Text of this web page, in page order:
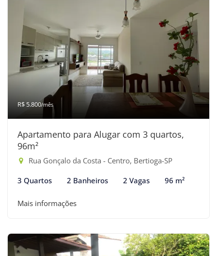
R$ 5.800/mês
Apartamento para Alugar com 3 quartos,
96m²
Rua Gonçalo da Costa - Centro, Bertioga-SP
3 Quartos 2 Banheiros 2 Vagas 96 m²
Mais informações